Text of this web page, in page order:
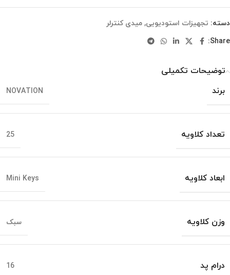
دسته: تجهیزات استودیویی, میدی کنترلر
Share:
توضیحات تکمیلی
برند
NOVATION
تعداد کلاویه 25
ابعاد کلاویه Mini Keys
وزن کلاویه سبک
درام پد 16